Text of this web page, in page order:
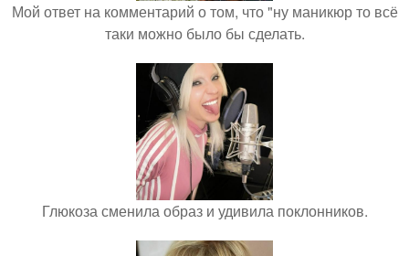
Мой ответ на комментарий о том, что "ну маникюр то всё
таки можно было бы сделать.
Глюкоза сменила образ и удивила поклонников.